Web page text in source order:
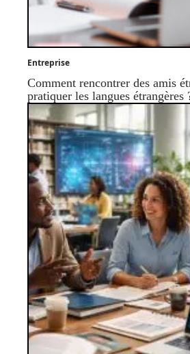
Entreprise
Comment rencontrer des amis
pratiquer les langues étrangères